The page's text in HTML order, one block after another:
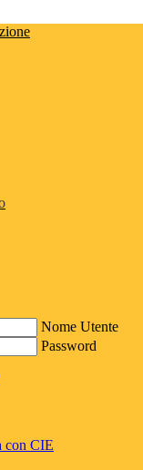
Nome Utente
Password
con CIE